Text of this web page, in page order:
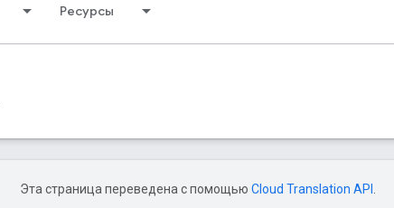
Ресурсы
Эта страница переведена с помощью Cloud Translation API